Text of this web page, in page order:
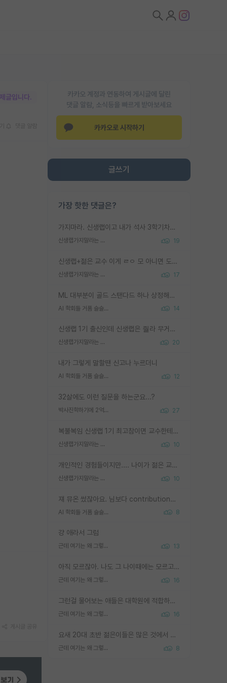
카카오 계정과 연동하여 게시글에 달린
댓글 알람, 소식등을 빠르게 받아보세요
카카오로 시작하기
글쓰기
가장 핫한 댓글은?
가지마라. 신생랩이고 내가 석사 3학기차인데 최고참인데 나도 아무것도 모르는데 교수가 후배들 왜 논문 교육 안시키냐. 논문 왜 안 써오냐 닦달한다
신생랩가지말라는 이유가 있었구나 19
신생랩+젊은 교수 이게 ㄹㅇ 모 아니면 도인듯.
신생랩가지말라는 이유가 있었구나 17
ML 대부분이 골드 스탠다드 하나 상정해놓고 (벤치마크 데이터셋이 여러 개면 여러 개 상정) 그거 얼마나 잘 맞추나 싸움임 가끔 번뜩이는 설계 철학을 보여주는 논문들도 있지만 대부분 그거 성적 얼마나 더 올리느라에 혈안이 되어 있는 측면이 잇음
AI 학회들 거품 슬슬 지적이 나오네요 14
신생랩 1기 출신인데 신생랩은 줠라 무거운 바벨 같은거임. 들면 대박인데 못들면 깔려 죽음. 아무도 알려주지 않는 환경에서 자생해야하지만, 일단 살아남았다면 그 어떤 사람보다 악착같고 생존력 높은 사람으로 거듭날 수 있음
신생랩가지말라는 이유가 있었구나 20
내가 그렇게 말할땐 신고나 누르더니
AI 학회들 거품 슬슬 지적이 나오네요 12
32살에도 이런 질문을 하는군요...?
박사진학하기에 2억은 괜찮은 (?) 정도의 경제력인가요 27
복불복임 신생랩 1기 최고참이면 교수한테 직접 지도받는 시간이 매우 많음 제대로 된 교수라면 말이지 그게 아니라면 그냥 넌 해방 불가능한 노예 1호에 감점쓰레기통이 되는거고
신생랩가지말라는 이유가 있었구나 10
개인적인 경험들이지만.... 나이가 젊은 교수일수록 꼰대라는 가면을 쓴 채로 무례함을 행동하는 경우가 거의 90% 정도였음. 나이가 어린데 다른 또래들과 달리 명예, 권력, 재력까지 얻었으니 세상 다 가진 기분이겠지. 오히러 나이 든 교수들이 행동과 말을 더 조심하시더라.
신생랩가지말라는 이유가 있었구나 10
쟤 뮤온 썼잖아요. 님보다 contribution많음
AI 학회들 거품 슬슬 지적이 나오네요 8
걍 애라서 그럼
근데 여기는 왜 그렇게 SPK를 물어보는거임? 13
아직 모르잖아. 나도 그 나이때에는 모르고 평가 받고 안심하고 싶었어.
근데 여기는 왜 그렇게 SPK를 물어보는거임? 16
그런걸 물어보는 애들은 대학원에 적합하지 않다
근데 여기는 왜 그렇게 SPK를 물어보는거임? 16
요새 20대 초반 젊은이들은 많은 것에서 가성비를 따지더라고요. 내가 이 정도 인풋을 넣었을 때 그만큼 아웃풋이 나올 것인가? 사실 아웃풋이 인풋 대비 리니어하게 나오지 않는 영역을 시도하기 싫어한다는 느낌입니다.
근데 여기는 왜 그렇게 SPK를 물어보는거임? 8
글입니다.